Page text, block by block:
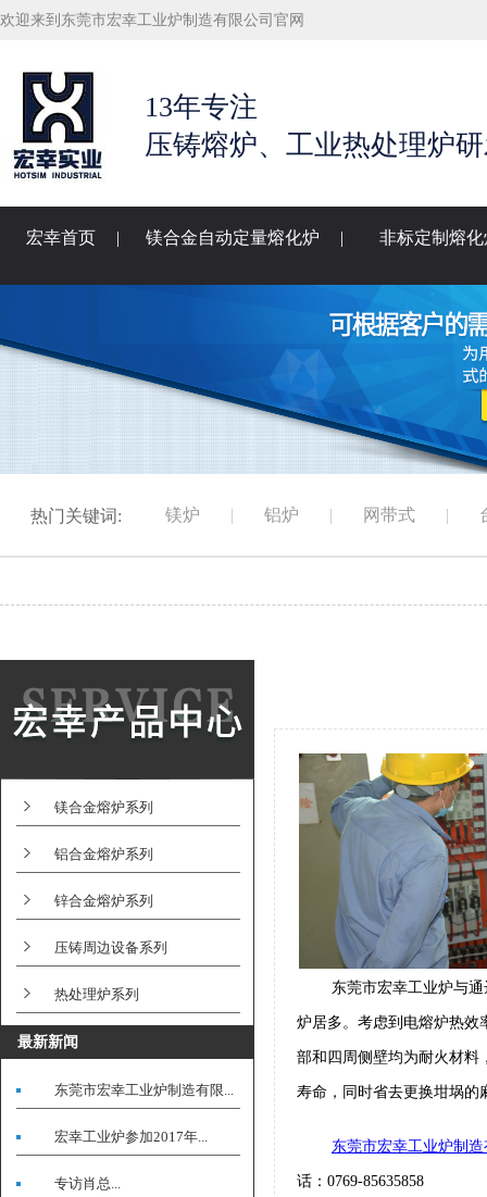
欢迎来到东莞市宏幸工业炉制造有限公司官网
13年专注
压铸熔炉、工业热处理炉
宏幸首页 | 镁合金自动定量熔化炉 | 非标定制熔化
热门关键词: 镁炉 | 铝炉 | 网带式 |
镁合金熔炉系列
铝合金熔炉系列
锌合金熔炉系列
压铸周边设备系列
热处理炉系列
最新新闻
东莞市宏幸工业炉制造有限...
宏幸工业炉参加2017年...
专访肖总...
东莞市宏幸工业炉与
炉居多。考虑到电熔炉热效
部和四周侧壁均为耐火材料
寿命，同时省去更换坩埚的
东莞市宏幸工业炉制
话：0769-85635858